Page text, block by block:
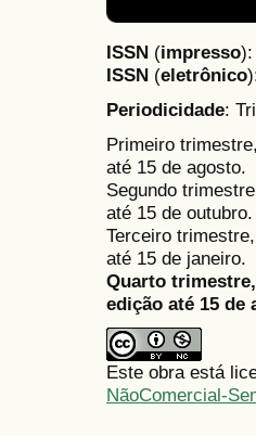
ISSN (impresso):
ISSN (eletrônico
Periodicidade:
Primeiro
até 15 de agosto.
Segundo
até 15 de outubro.
Terceiro
até 15 de janeiro.
Quarto
edição até 15 de
Este obra está
NãoComercial-